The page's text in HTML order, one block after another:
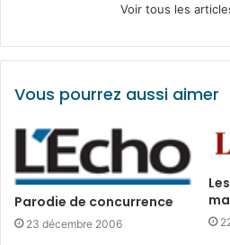
Voir tous les
Vous pourrez aussi aimer
Parodie de concurrence
23 décembre 2006